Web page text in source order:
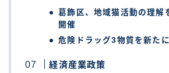
葛飾区、地域猫活動の理解
開催
危険ドラッグ3物質を新た
経済産業政策